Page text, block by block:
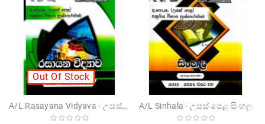
Out Of Stock
A/L Rasayana Vidyava - උසස් පෙළ රසායන විද්‍යාව A/L Sinhala - උසස් පෙළ සිංහල